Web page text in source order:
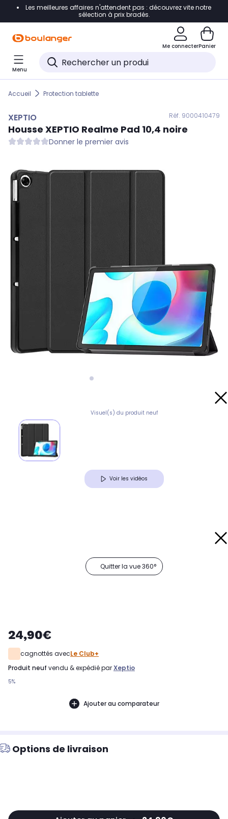
Accéder directement à la navigation
Accéder directement au pied de page
Accéder directement au chatbot
Les meilleures affaires n'attendent pas : découvrez vite notre
sélection à prix bradés.
Me connecterPanier
Menu
Accueil Protection tablette
XEPTIO Réf. 9000410479
Housse XEPTIO Realme Pad 10,4 noire
Donner le premier avis
Visuel(s) du produit neuf
Voir les vidéos
Quitter la vue 360°
24,90€
cagnottés avecLe Club+
produit neuf vendu & expédié parXeptio
5%
Ajouter au comparateur
Options de livraison